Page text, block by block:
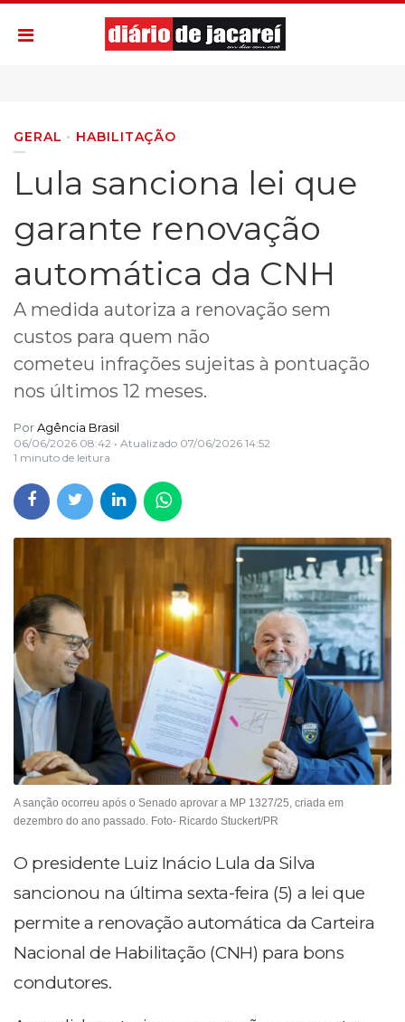
GERAL HABILITAÇÃO
Lula sanciona lei que
garante renovação
automática da CNH
A medida autoriza a renovação sem
custos para quem não
cometeu infrações sujeitas à pontuação
nos últimos 12 meses.
PorAgência Brasil
06/06/2026 08:42 • Atualizado 07/06/2026 14:52
1 minuto de leitura
A sanção ocorreu após o Senado aprovar a MP 1327/25, criada em
dezembro do ano passado. Foto- Ricardo Stuckert/PR
O presidente Luiz Inácio Lula da Silva
sancionou na última sexta-feira (5) a lei que
permite a renovação automática da Carteira
Nacional de Habilitação (CNH) para bons
condutores.